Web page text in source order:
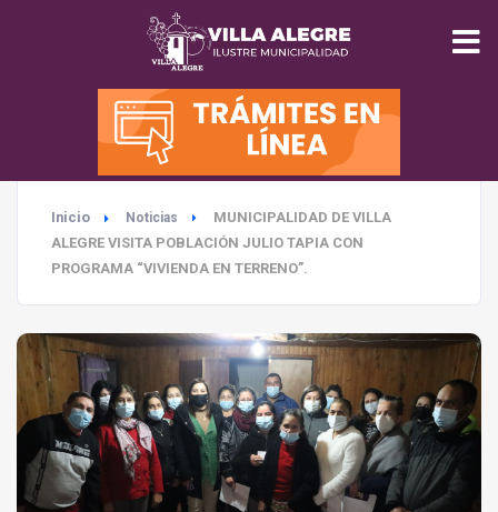
INICIO
MUNICIPALIDAD
SEGURIDAD
SALUD
TURISMO
MEDIO AMBIENTE
Inicio Noticias
MUNICIPALIDAD DE VILLA
ALEGRE VISITA POBLACIÓN JULIO TAPIA CON
PROGRAMA “VIVIENDA EN TERRENO”.